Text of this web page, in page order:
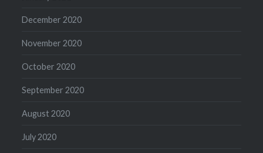
December 2020
November 2020
October 2020
September 2020
August 2020
July 2020